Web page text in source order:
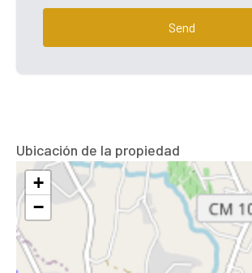
Send
Ubicación de la propiedad
+
−